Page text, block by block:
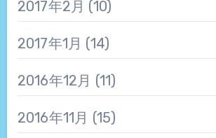
2017年2月 (10)
2017年1月 (14)
2016年12月 (11)
2016年11月 (15)